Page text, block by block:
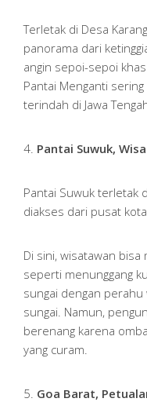
Terletak di Desa
panorama dari
angin sepoi-sepoi
Pantai Menganti
terindah di Jawa
4. Pantai Suwuk,
Pantai Suwuk terletak
diakses dari pusat
Di sini, wisatawan
seperti menunggang
sungai dengan
sungai. Namun,
berenang karena
yang curam.
5. Goa Barat,